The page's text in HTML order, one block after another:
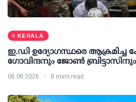
KERALA
ഇ.ഡി ഉദ്യോഗസ്ഥരെ ആക്രമിച്ച
ഗോവിന്ദനും ജോണ്‍
06 08 2026 8 mins read